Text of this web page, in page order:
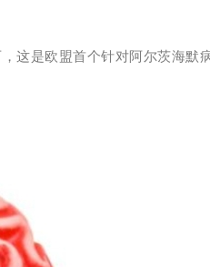
是欧盟首个针对阿尔茨海默